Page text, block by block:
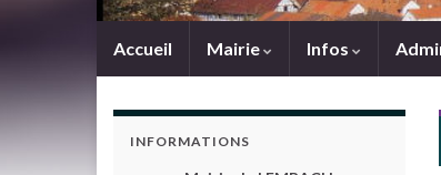
Accueil Mairie Infos
INFORMATIONS